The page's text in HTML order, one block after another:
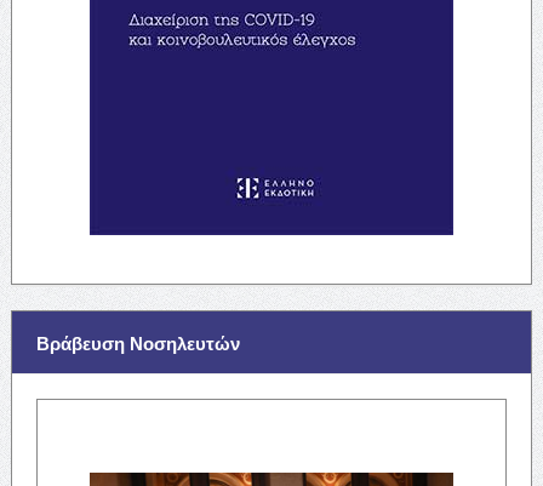
Βράβευση Νοσηλευτών